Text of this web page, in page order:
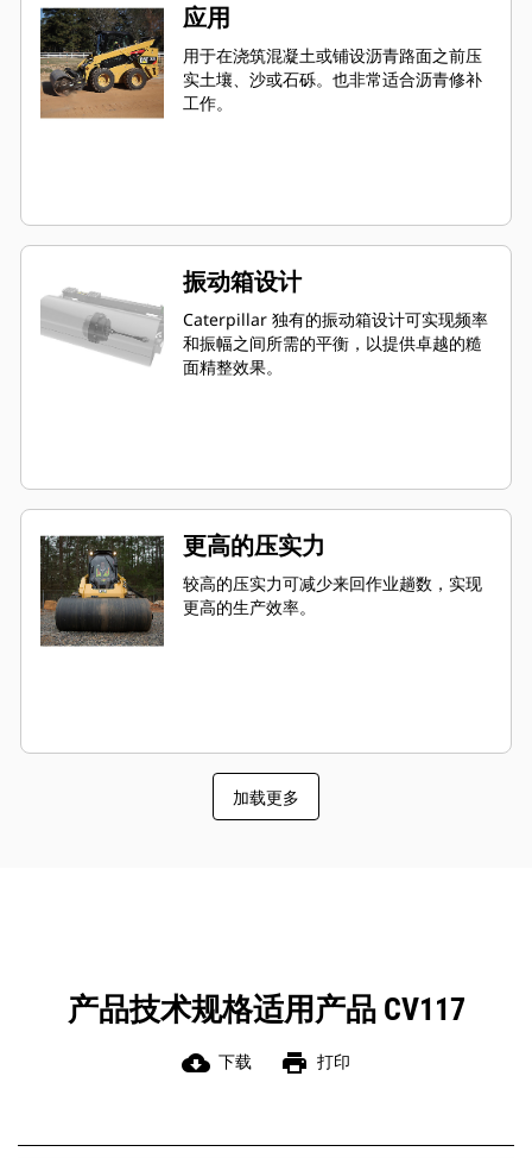
应用
用于在浇筑混凝土或铺设沥青路面之前压
实土壤、沙或石砾。也非常适合沥青修补
工作。
振动箱设计
Caterpillar 独有的振动箱设计可实现频率
和振幅之间所需的平衡，以提供卓越的糙
面精整效果。
更高的压实力
较高的压实力可减少来回作业趟数，实现
更高的生产效率。
加载更多
产品技术规格适用产品 CV117
cloud_download 下载 print 打印